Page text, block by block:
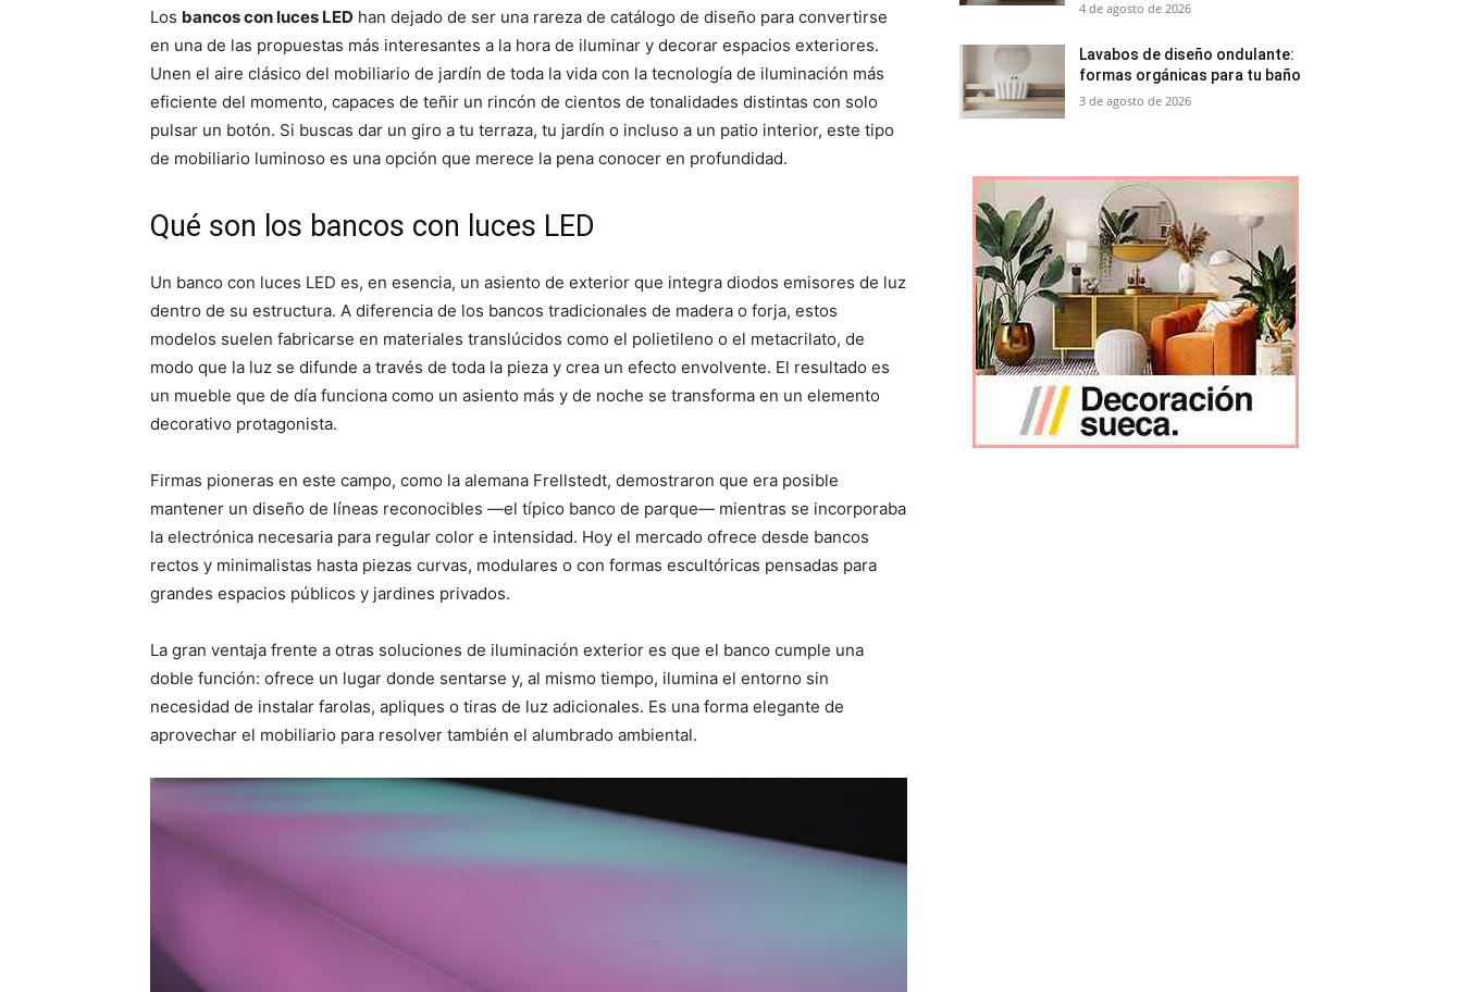
a
r
t
i
e
n
p
a
r
t
i
e
n
a
r
t
i
e
n
a
r
t
i
e
n
a
r
t
i
e
n
Los bancos con luces LED han dejado de ser una rareza de catálogo de diseño para convertirse
en una de las propuestas más interesantes a la hora de iluminar y decorar espacios exteriores.
Unen el aire clásico del mobiliario de jardín de toda la vida con la tecnología de iluminación más
eficiente del momento, capaces de teñir un rincón de cientos de tonalidades distintas con solo
pulsar un botón. Si buscas dar un giro a tu terraza, tu jardín o incluso a un patio interior, este tipo
de mobiliario luminoso es una opción que merece la pena conocer en profundidad.
Qué son los bancos con luces LED
Un banco con luces LED es, en esencia, un asiento de exterior que integra diodos emisores de luz
dentro de su estructura. A diferencia de los bancos tradicionales de madera o forja, estos
modelos suelen fabricarse en materiales translúcidos como el polietileno o el metacrilato, de
modo que la luz se difunde a través de toda la pieza y crea un efecto envolvente. El resultado es
un mueble que de día funciona como un asiento más y de noche se transforma en un elemento
decorativo protagonista.
Firmas pioneras en este campo, como la alemana Frellstedt, demostraron que era posible
mantener un diseño de líneas reconocibles —el típico banco de parque— mientras se incorporaba
la electrónica necesaria para regular color e intensidad. Hoy el mercado ofrece desde bancos
rectos y minimalistas hasta piezas curvas, modulares o con formas escultóricas pensadas para
grandes espacios públicos y jardines privados.
La gran ventaja frente a otras soluciones de iluminación exterior es que el banco cumple una
doble función: ofrece un lugar donde sentarse y, al mismo tiempo, ilumina el entorno sin
necesidad de instalar farolas, apliques o tiras de luz adicionales. Es una forma elegante de
aprovechar el mobiliario para resolver también el alumbrado ambiental.
4 de agosto de 2026
Lavabos de diseño ondulante:
formas orgánicas para tu baño
3 de agosto de 2026